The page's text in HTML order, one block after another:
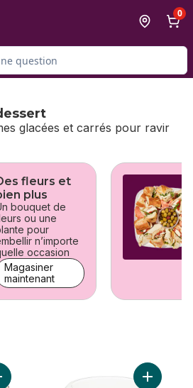
0
glacées et carrés pour ravir
dessert
fleurs et
plus
bouquet de
ou une
pour
n’importe
occasion
Magasiner
maintenant
Gâteau truffe royale, 8 po au
Ajouter